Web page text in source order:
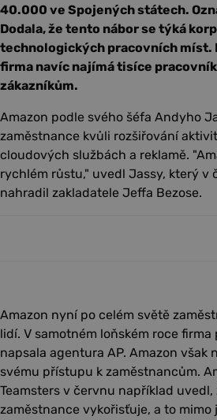
40.000 ve Spojených státech.
Dodala, že tento nábor se týká
technologických pracovních míst.
firma navíc najímá tisíce
zákazníkům.
Amazon podle svého šéfa Andyho
zaměstnance kvůli rozšiřování
cloudových službách a reklamě.
rychlém růstu," uvedl Jassy, který v
nahradil zakladatele Jeffa Bezose.
Amazon nyní po celém světě
lidí. V samotném loňském roce
napsala agentura AP. Amazon však
svému přístupu k zaměstnancům.
Teamsters v červnu například uvedl,
zaměstnance vykořisťuje, a to mimo